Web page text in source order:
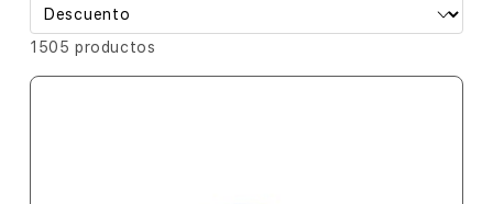
1505 productos